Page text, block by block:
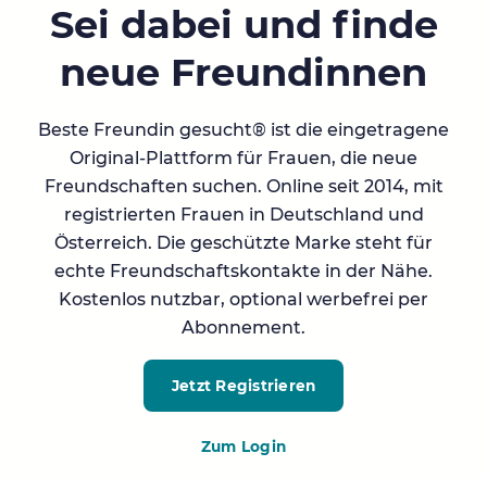
Sei dabei und finde
neue Freundinnen
Beste Freundin gesucht® ist die eingetragene
Original-Plattform für Frauen, die neue
Freundschaften suchen. Online seit 2014, mit
registrierten Frauen in Deutschland und
Österreich. Die geschützte Marke steht für
echte Freundschaftskontakte in der Nähe.
Kostenlos nutzbar, optional werbefrei per
Abonnement.
Jetzt Registrieren
Zum Login